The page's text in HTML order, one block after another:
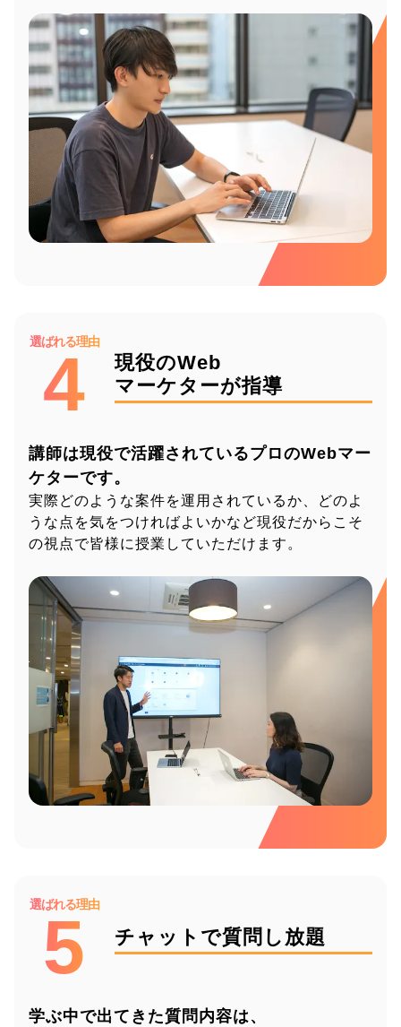
選ばれる理由
4
現役のWeb
マーケターが指導
講師は現役で活躍されているプロのWebマー
ケターです。
実際どのような案件を運用されているか、
どのよ
うな点を気をつければよいかなど現役だからこそ
の視点で皆様に授業していただけます。
選ばれる理由
5 チャットで質問し放題
学ぶ中で出てきた質問内容は、